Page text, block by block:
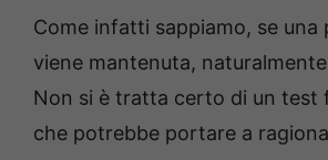
Come infatti sappiamo, se una
viene mantenuta, naturalmente
Non si è tratta certo di un test
che potrebbe portare a